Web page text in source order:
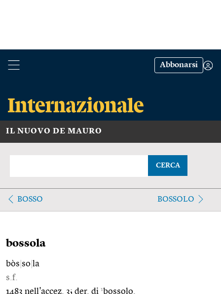
Abbonarsi
IL NUOVO DE MAURO
CERCA
BOSSO BOSSOLO
bossola
bòs so la
s.f.
1483 nell'accez. 3; der. di 1bossolo.